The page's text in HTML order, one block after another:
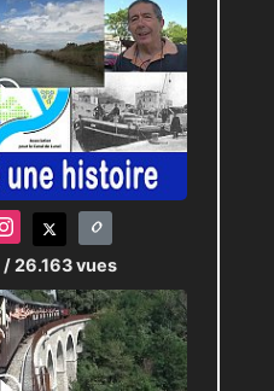
/ 26.163 vues